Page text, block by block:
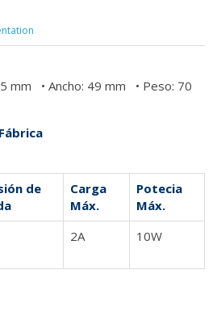
mm • Ancho: 49 mm • Peso: 70
de
Carga
Máx.
Potecia
Máx.
2A 10W